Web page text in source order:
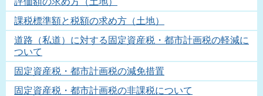
課税標準額と税額の求め方（土地）
道路（私道）に対する固定資産税・都市計画税の軽減に
ついて
固定資産税・都市計画税の減免措置
固定資産税・都市計画税の非課税について